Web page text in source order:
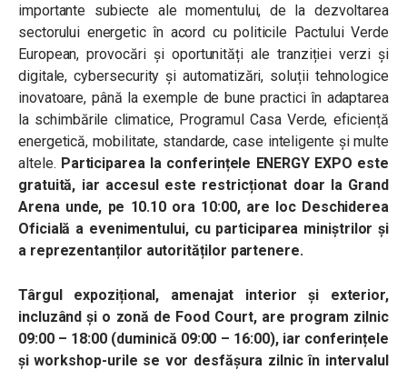
importante subiecte ale momentului, de la dezvoltarea
sectorului energetic în acord cu politicile Pactului Verde
European, provocări și oportunități ale tranziției verzi și
digitale, cybersecurity și automatizări, soluții tehnologice
inovatoare, până la exemple de bune practici în adaptarea
la schimbările climatice, Programul Casa Verde, eficiență
energetică, mobilitate, standarde, case inteligente și multe
altele. Participarea la conferințele ENERGY EXPO este
gratuită, iar accesul este restricționat doar la Grand
Arena unde, pe 10.10 ora 10:00, are loc Deschiderea
Oficială a evenimentului, cu participarea miniștrilor și
a reprezentanților autorităților partenere.
Târgul expozițional, amenajat interior și exterior,
incluzând și o zonă de Food Court, are program zilnic
09:00 – 18:00 (duminică 09:00 – 16:00), iar conferințele
și workshop-urile se vor desfășura zilnic în intervalul